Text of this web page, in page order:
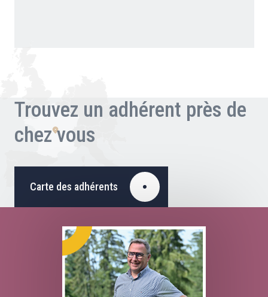
Trouvez un adhérent près de
chez vous
Carte des adhérents